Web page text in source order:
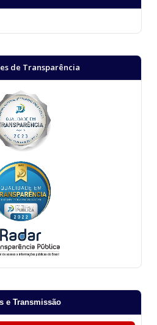
de Transparência
e Transmissão